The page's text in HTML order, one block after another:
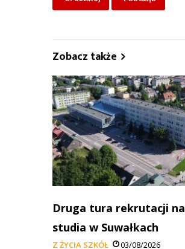
Zobacz także
Druga tura rekrutacji na
studia w Suwałkach
Z ŻYCIA SZKÓŁ 03/08/2026